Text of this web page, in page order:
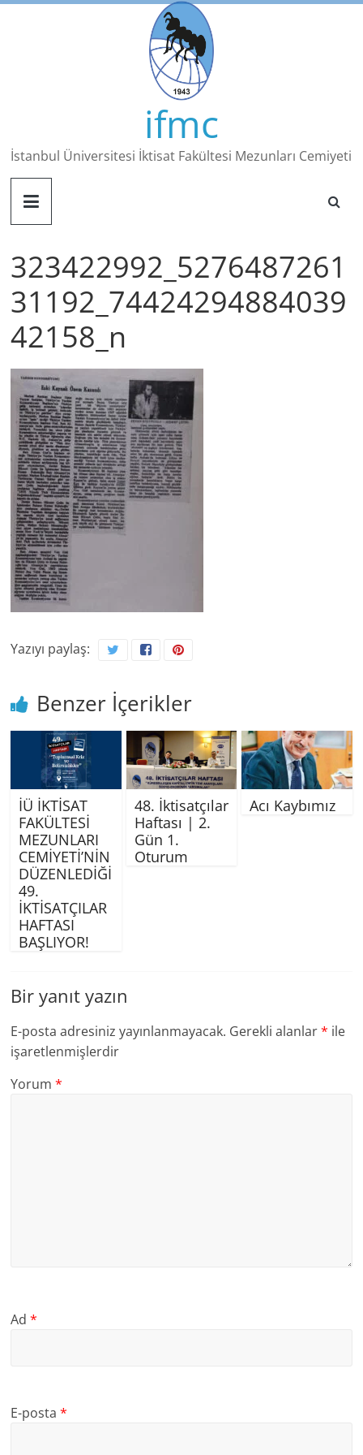
Skip
ifmc
İstanbul Üniversitesi İktisat Fakültesi Mezunları Cemiyeti
323422992_5276487261
31192_74424294884039
42158_n
Yazıyı paylaş:
Benzer İçerikler
İÜ İKTİSAT
FAKÜLTESİ
MEZUNLARI
CEMİYETİ’NİN
DÜZENLEDİĞİ
49.
İKTİSATÇILAR
HAFTASI
BAŞLIYOR!
48. İktisatçılar
Haftası | 2.
Gün 1.
Oturum
Acı Kaybımız
Bir yanıt yazın
E-posta adresiniz yayınlanmayacak. Gerekli alanlar* ile
işaretlenmişlerdir
Yorum*
Ad*
E-posta*